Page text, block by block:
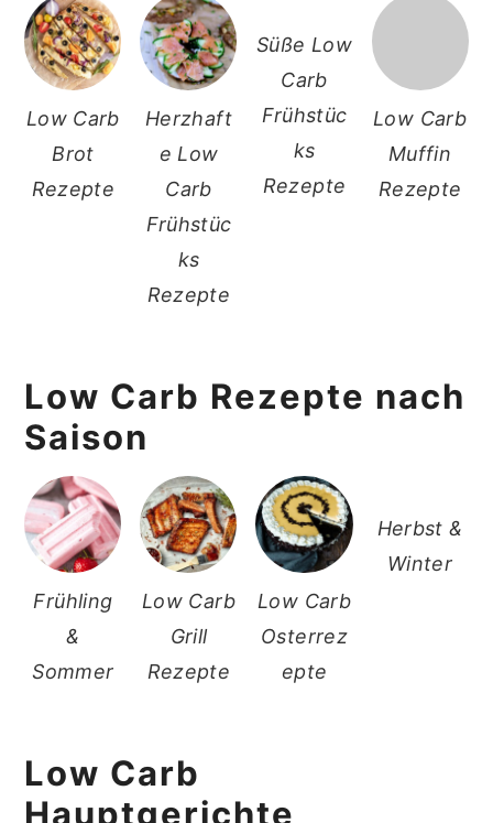
Low Carb
Brot
Rezepte
Herzhaft
e Low
Carb
Frühstüc
ks
Rezepte
Süße Low
Carb
Frühstüc
ks
Rezepte
Low Carb
Muffin
Rezepte
Low Carb Rezepte nach
Saison
Frühling
&
Sommer
Low Carb
Grill
Rezepte
Low Carb
Osterrez
epte
Herbst &
Winter
Low Carb
Hauptgerichte